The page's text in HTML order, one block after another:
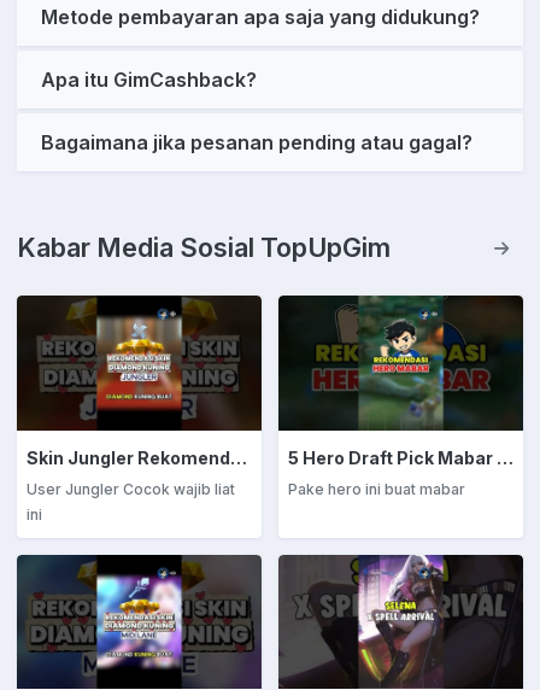
Metode pembayaran apa saja yang didukung?
Apa itu GimCashback?
Bagaimana jika pesanan pending atau gagal?
Kabar Media Sosial TopUpGim
Skin Jungler Rekomendasi Diamond Kuning
User Jungler Cocok wajib liat
ini
5 Hero Draft Pick Mabar Auto Win
Pake hero ini buat mabar